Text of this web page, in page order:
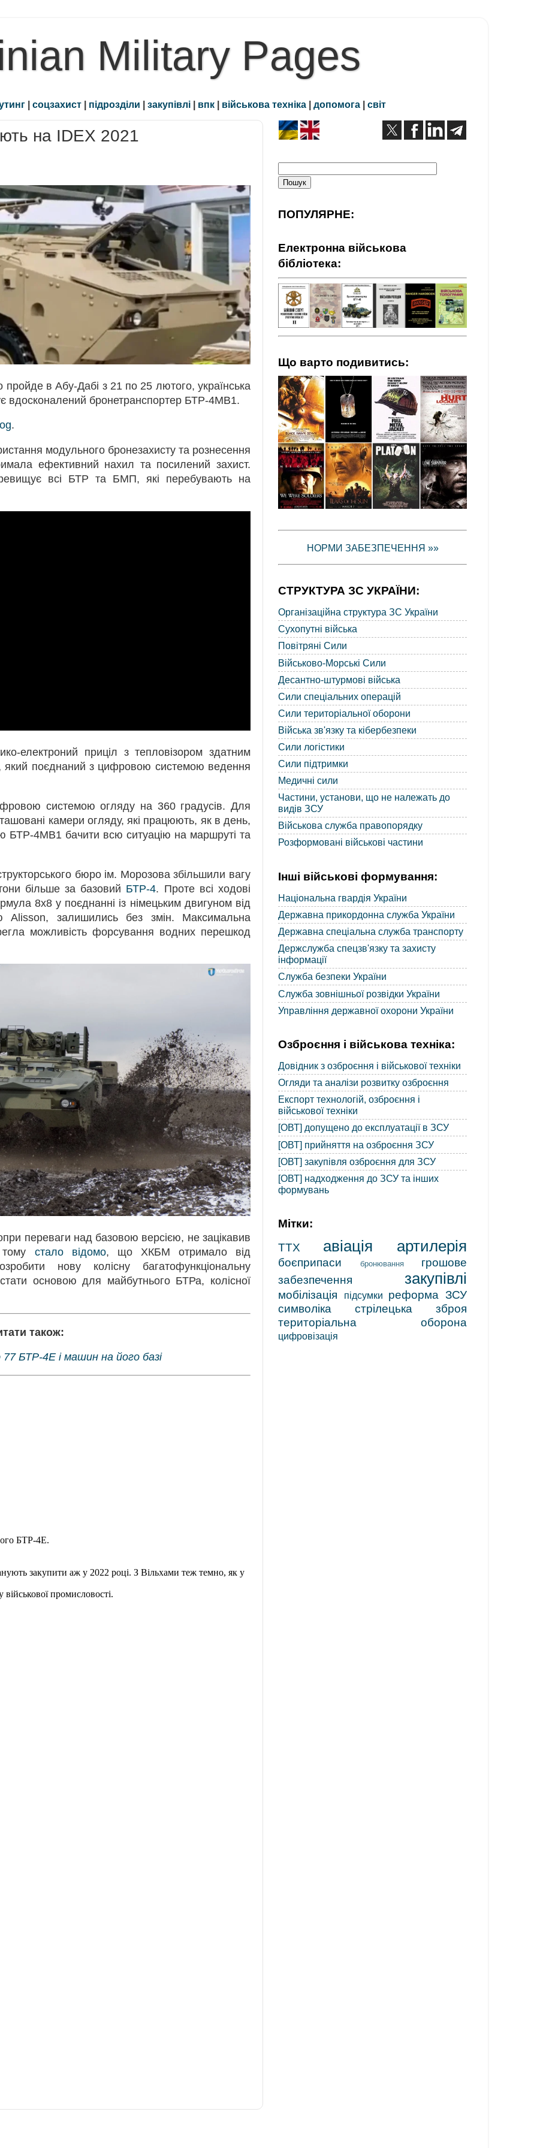
Military Pages
| соцзахист | підрозділи | закупівлі | впк | військова техніка | допомога | світ
на IDEX 2021
в Абу-Дабі з 21 по 25 лютого, українська
вдосконалений бронетранспортер БТР-4МВ1.
.
модульного бронезахисту та рознесення
ефективний нахил та посилений захист.
всі БТР та БМП, які перебувають на
електроний приціл з тепловізором здатним
який поєднаний з цифровою системою ведення
системою огляду на 360 градусів. Для
камери огляду, які працюють, як в день,
БТР-4МВ1 бачити всю ситуацію на маршруті та
бюро ім. Морозова збільшили вагу
більше за базовий БТР-4. Проте всі ходові
8х8 у поєднанні із німецьким двигуном від
Alisson, залишились без змін. Максимальна
можливість форсування водних перешкод
переваги над базовою версією, не зацікавив
тому стало відомо, що ХКБМ отримало від
нову колісну багатофункціональну
основою для майбутнього БТРа, колісної
також:
БТР-4Е і машин на його базі
ПОПУЛЯРНЕ:
Електронна військова
бібліотека:
Що варто подивитись:
НОРМИ ЗАБЕЗПЕЧЕННЯ »»
СТРУКТУРА ЗС УКРАЇНИ:
Організаційна структура ЗС України
Сухопутні війська
Повітряні Сили
Військово-Морські Сили
Десантно-штурмові війська
Сили спеціальних операцій
Сили територіальної оборони
Війська зв'язку та кібербезпеки
Сили логістики
Сили підтримки
Медичні сили
Частини, установи, що не належать до
видів ЗСУ
Військова служба правопорядку
Розформовані військові частини
Інші військові формування:
Національна гвардія України
Державна прикордонна служба України
Державна спеціальна служба транспорту
Держслужба спецзв'язку та захисту
інформації
Служба безпеки України
Служба зовнішньої розвідки України
Управління державної охорони України
Озброєння і військова техніка:
Довідник з озброєння і військової техніки
Огляди та аналізи розвитку озброєння
Експорт технологій, озброєння і
військової техніки
[ОВТ] допущено до експлуатації в ЗСУ
[ОВТ] прийняття на озброєння ЗСУ
[ОВТ] закупівля озброєння для ЗСУ
[ОВТ] надходження до ЗСУ та інших
формувань
Мітки:
ТТХ авіація артилерія
боєприпаси бронювання
грошове
забезпечення
закупівлі
мобілізація підсумки
реформа ЗСУ
символіка
стрілецька зброя
територіальна оборона
цифровізація